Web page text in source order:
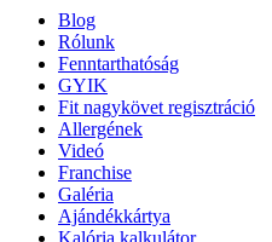
Blog
Rólunk
Fenntarthatóság
GYIK
Fit nagykövet regisztráció
Allergének
Videó
Franchise
Galéria
Ajándékkártya
Kalória kalkulátor